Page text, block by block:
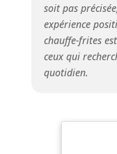
soit pas
expérience
chauffe-frites
ceux qui
quotidien.